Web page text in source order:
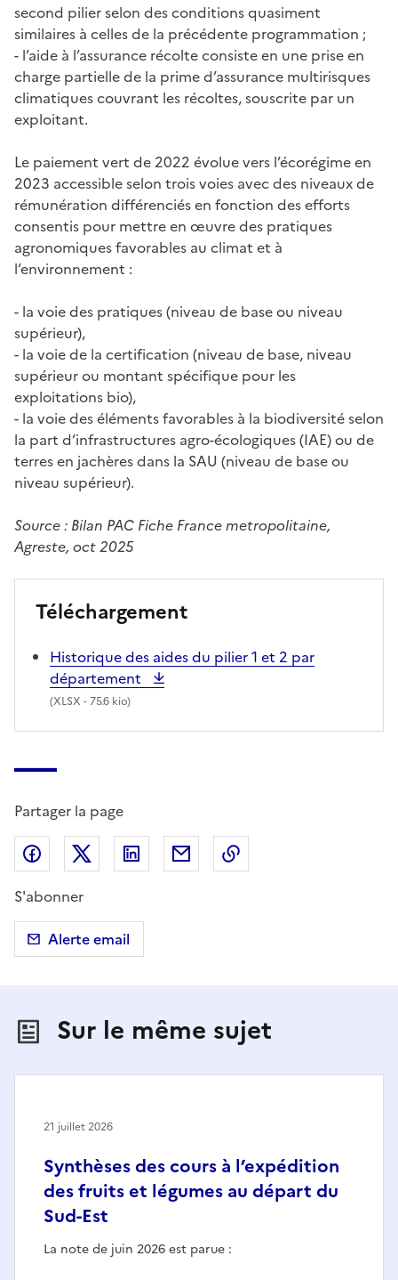
second pilier selon des conditions quasiment
similaires à celles de la précédente programmation ;
- l’aide à l’assurance récolte consiste en une prise en
charge partielle de la prime d’assurance multirisques
climatiques couvrant les récoltes, souscrite par un
exploitant.
Le paiement vert de 2022 évolue vers l’écorégime en
2023 accessible selon trois voies avec des niveaux de
rémunération différenciés en fonction des efforts
consentis pour mettre en œuvre des pratiques
agronomiques favorables au climat et à
l’environnement :
- la voie des pratiques (niveau de base ou niveau
supérieur),
- la voie de la certification (niveau de base, niveau
supérieur ou montant spécifique pour les
exploitations bio),
- la voie des éléments favorables à la biodiversité selon
la part d’infrastructures agro-écologiques (IAE) ou de
terres en jachères dans la SAU (niveau de base ou
niveau supérieur).
Source : Bilan PAC Fiche France metropolitaine,
Agreste, oct 2025
Téléchargement
Historique des aides du pilier 1 et 2 par
département
(XLSX - 75.6 kio)
Partager la page
Partager sur Facebook
Partager sur X (anciennement Twitter)
Partager sur LinkedIn
Partager par email
S'abonner
Alerte email
Sur le même sujet
Synthèses des cours à l’expédition
des fruits et légumes au départ du
Sud-Est
La note de juin 2026 est parue :
21 juillet 2026